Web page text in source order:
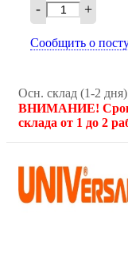
- +
Сообщить о
Осн. склад (1-2
ВНИМАНИЕ! Срок
склада от 1 до 2